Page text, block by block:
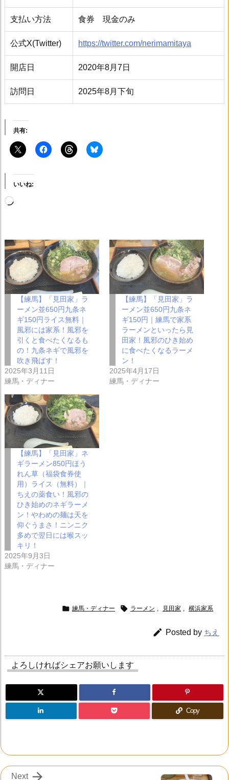
支払い方法 食券 現金のみ
公式X(Twitter) https://twitter.com/nerimamitaya
開店日 2020年8月7日
訪問日 2025年8月下旬
共有:
いいね:
み
中…
【練馬】「見田家」ラ
ーメン並650円九条ネ
ギ150円ライス無料｜
風邪には家系！風邪を
引くと食べたくなるも
の！九条ネギで風邪を
吹き飛ばす！
2025年3月11日
練馬・ディナー
【練馬】「見田家」ラ
ーメン並650円九条ネ
ギ150円｜練馬で家系
ラーメンといったら見
田家！風邪のひき始め
に食べたくなるラーメ
ン！
2025年4月17日
練馬・ディナー
【練馬】「見田家」ネ
ギラーメン850円ほう
れん草（福袋食券使
用）ライス（無料）｜
ちえの薬食い！風邪の
ひき始めのネギラーメ
ン！やわめの麺は天を
仰ぐうまさ！ニンニク
多めで翌日には喉スッ
キリ！
2025年9月3日
練馬・ディナー
 練馬・ディナー  ラーメン , 見田家 , 横浜家系
 Posted by ちえ
よろしければシェアお願いします
Copy

Next